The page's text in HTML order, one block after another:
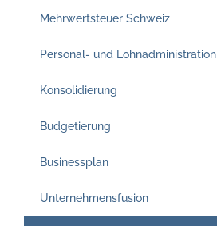
Mehrwertsteuer Schweiz
Personal- und Lohnadministration
Konsolidierung
Budgetierung
Businessplan
Unternehmensfusion